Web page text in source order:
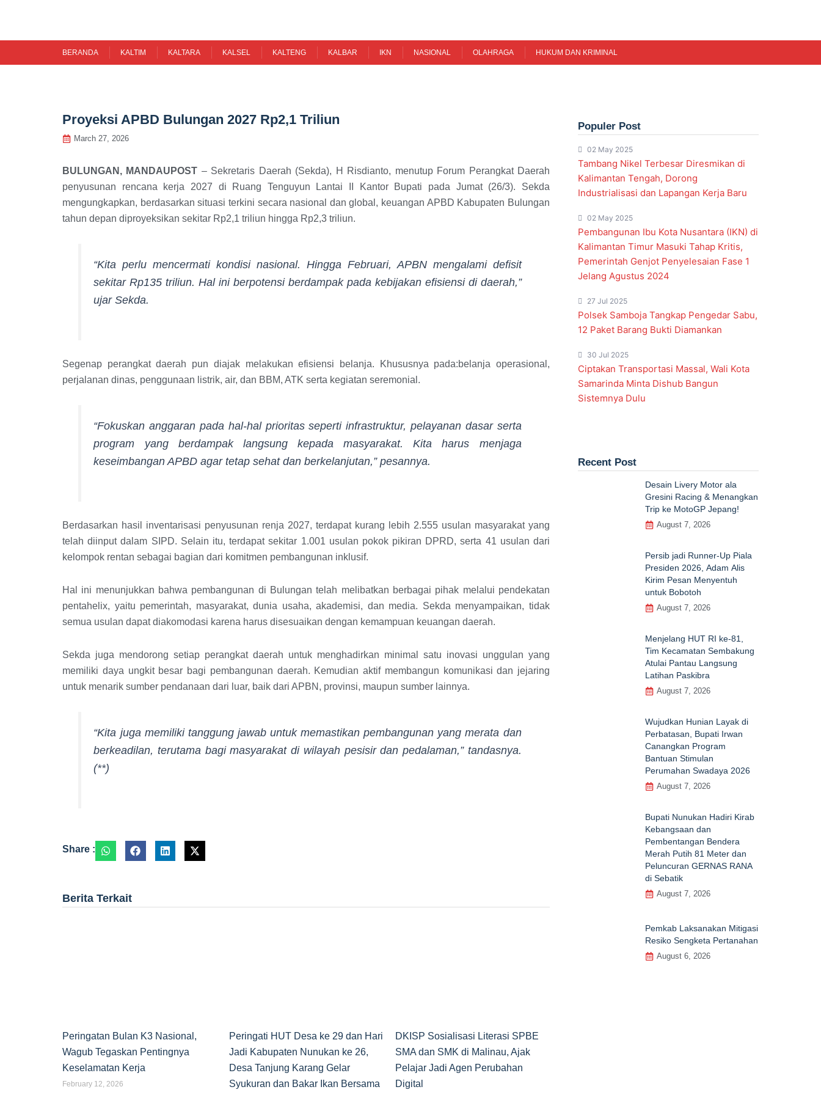
content
BERANDA KALTIM KALTARA KALSEL KALTENG KALBAR IKN NASIONAL OLAHRAGA HUKUM DAN KRIMINAL
Proyeksi APBD Bulungan 2027 Rp2,1 Triliun
March 27, 2026
BULUNGAN, MANDAUPOST – Sekretaris Daerah (Sekda), H Risdianto, menutup Forum Perangkat Daerah
penyusunan rencana kerja 2027 di Ruang Tenguyun Lantai II Kantor Bupati pada Jumat (26/3). Sekda
mengungkapkan, berdasarkan situasi terkini secara nasional dan global, keuangan APBD Kabupaten Bulungan
tahun depan diproyeksikan sekitar Rp2,1 triliun hingga Rp2,3 triliun.
“Kita perlu mencermati kondisi nasional. Hingga Februari, APBN mengalami defisit
sekitar Rp135 triliun. Hal ini berpotensi berdampak pada kebijakan efisiensi di daerah,”
ujar Sekda.
Segenap perangkat daerah pun diajak melakukan efisiensi belanja. Khususnya pada:belanja operasional,
perjalanan dinas, penggunaan listrik, air, dan BBM, ATK serta kegiatan seremonial.
“Fokuskan anggaran pada hal-hal prioritas seperti infrastruktur, pelayanan dasar serta
program yang berdampak langsung kepada masyarakat. Kita harus menjaga
keseimbangan APBD agar tetap sehat dan berkelanjutan,” pesannya.
Berdasarkan hasil inventarisasi penyusunan renja 2027, terdapat kurang lebih 2.555 usulan masyarakat yang
telah diinput dalam SIPD. Selain itu, terdapat sekitar 1.001 usulan pokok pikiran DPRD, serta 41 usulan dari
kelompok rentan sebagai bagian dari komitmen pembangunan inklusif.
Hal ini menunjukkan bahwa pembangunan di Bulungan telah melibatkan berbagai pihak melalui pendekatan
pentahelix, yaitu pemerintah, masyarakat, dunia usaha, akademisi, dan media. Sekda menyampaikan, tidak
semua usulan dapat diakomodasi karena harus disesuaikan dengan kemampuan keuangan daerah.
Sekda juga mendorong setiap perangkat daerah untuk menghadirkan minimal satu inovasi unggulan yang
memiliki daya ungkit besar bagi pembangunan daerah. Kemudian aktif membangun komunikasi dan jejaring
untuk menarik sumber pendanaan dari luar, baik dari APBN, provinsi, maupun sumber lainnya.
“Kita juga memiliki tanggung jawab untuk memastikan pembangunan yang merata dan
berkeadilan, terutama bagi masyarakat di wilayah pesisir dan pedalaman,” tandasnya.
(**)
Share :
Berita Terkait
Peringatan Bulan K3 Nasional,
Wagub Tegaskan Pentingnya
Keselamatan Kerja
February 12, 2026
Peringati HUT Desa ke 29 dan Hari
Jadi Kabupaten Nunukan ke 26,
Desa Tanjung Karang Gelar
Syukuran dan Bakar Ikan Bersama
DKISP Sosialisasi Literasi SPBE
SMA dan SMK di Malinau, Ajak
Pelajar Jadi Agen Perubahan
Digital
Populer Post
02 May 2025
Tambang Nikel Terbesar Diresmikan di
Kalimantan Tengah, Dorong
Industrialisasi dan Lapangan Kerja Baru
02 May 2025
Pembangunan Ibu Kota Nusantara (IKN) di
Kalimantan Timur Masuki Tahap Kritis,
Pemerintah Genjot Penyelesaian Fase 1
Jelang Agustus 2024
27 Jul 2025
Polsek Samboja Tangkap Pengedar Sabu,
12 Paket Barang Bukti Diamankan
30 Jul 2025
Ciptakan Transportasi Massal, Wali Kota
Samarinda Minta Dishub Bangun
Sistemnya Dulu
Recent Post
Desain Livery Motor ala
Gresini Racing & Menangkan
Trip ke MotoGP Jepang!
August 7, 2026
Persib jadi Runner-Up Piala
Presiden 2026, Adam Alis
Kirim Pesan Menyentuh
untuk Bobotoh
August 7, 2026
Menjelang HUT RI ke‑81,
Tim Kecamatan Sembakung
Atulai Pantau Langsung
Latihan Paskibra
August 7, 2026
Wujudkan Hunian Layak di
Perbatasan, Bupati Irwan
Canangkan Program
Bantuan Stimulan
Perumahan Swadaya 2026
August 7, 2026
Bupati Nunukan Hadiri Kirab
Kebangsaan dan
Pembentangan Bendera
Merah Putih 81 Meter dan
Peluncuran GERNAS RANA
di Sebatik
August 7, 2026
Pemkab Laksanakan Mitigasi
Resiko Sengketa Pertanahan
August 6, 2026